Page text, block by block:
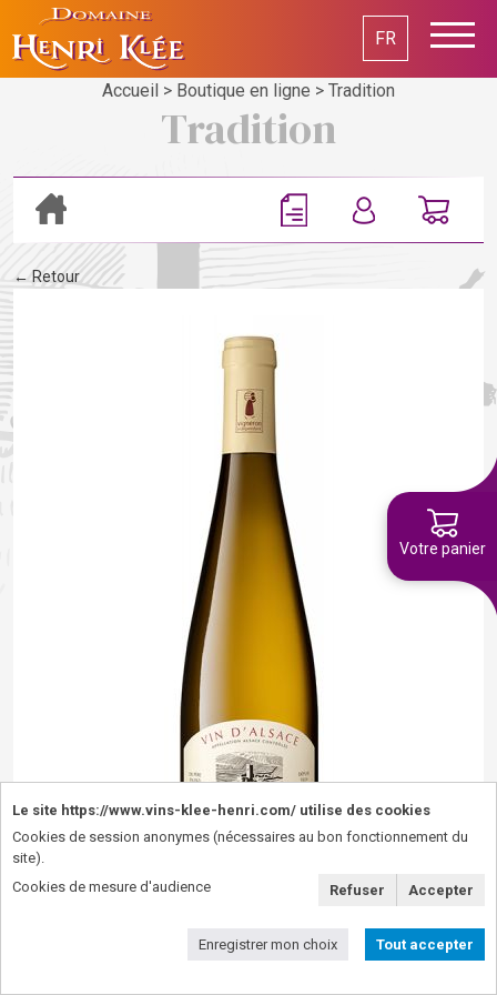
FR
Accueil > Boutique en ligne > Tradition
Tradition
← Retour
Votre panier
Le site https://www.vins-klee-henri.com/ utilise des cookies
Cookies de session anonymes (nécessaires au bon fonctionnement du
site).
Cookies de mesure d'audience
Refuser Accepter
Enregistrer mon choix Tout accepter